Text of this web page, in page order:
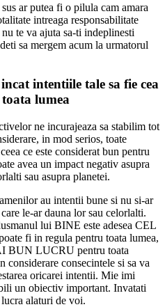
ar putea fi o pilula cam amara
intreaga responsabilitate
te va ajuta sa-ti indeplinesti
sa mergem acum la urmatorul
intentiile tale sa fie cea
lumea
ne incurajeaza sa stabilim tot
in mod serios, toate
ce este considerat bun pentru
avea un impact negativ asupra
sau asupra planetei.
au intentii bune si nu si-ar
le-ar dauna lor sau celorlalti.
lui BINE este adesea CEL
fi in regula pentru toata lumea,
BUN LUCRU pentru toata
considerare consecintele si sa va
oricarei intentii. Mie imi
un obiectiv important. Invatati
alaturi de voi.